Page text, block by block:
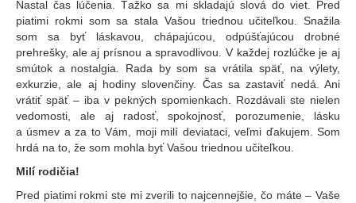
Nastal čas lúčenia. Ťažko sa mi skladajú slová do viet. Pred
piatimi rokmi som sa stala Vašou triednou učiteľkou. Snažila
som sa byť láskavou, chápajúcou, odpúšťajúcou drobné
prehrešky, ale aj prísnou a spravodlivou. V každej rozlúčke je aj
smútok a nostalgia. Rada by som sa vrátila späť, na výlety,
exkurzie, ale aj hodiny slovenčiny. Čas sa zastaviť nedá. Ani
vrátiť späť – iba v pekných spomienkach. Rozdávali ste nielen
vedomosti, ale aj radosť, spokojnosť, porozumenie, lásku
a úsmev a za to Vám, moji milí deviataci, veľmi ďakujem. Som
hrdá na to, že som mohla byť Vašou triednou učiteľkou.
Milí rodičia!
Pred piatimi rokmi ste mi zverili to najcennejšie, čo máte – Vaše